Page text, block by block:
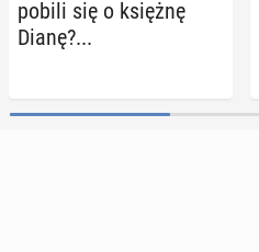
pobili się o księżnę
Dianę?...